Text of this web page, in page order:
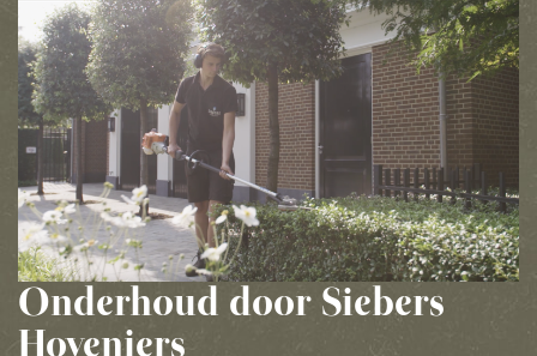
Onderhoud door Siebers
Hoveniers